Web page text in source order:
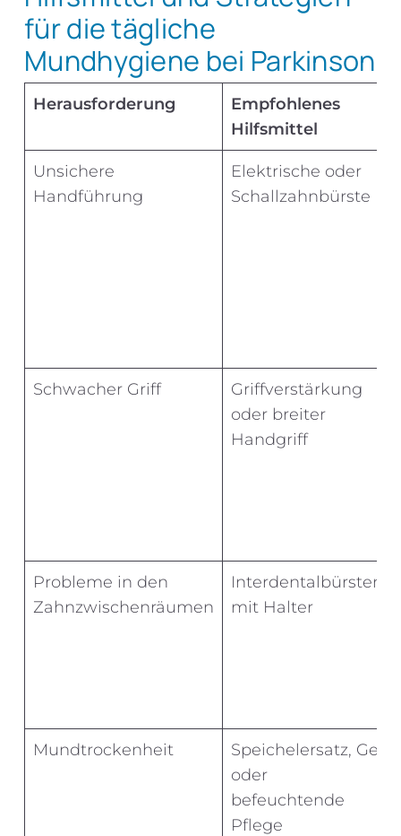
für die tägliche
Mundhygiene bei Parkinson
Herausforderung
Empfohlenes
Hilfsmittel
Unsichere
Handführung
Elektrische oder
Schallzahnbürste
Schwacher Griff
Griffverstärkung
oder breiter
Handgriff
Probleme in den
Zahnzwischenräumen
Interdentalbürsten
mit Halter
Mundtrockenheit
Speichelersatz, Gel
oder
befeuchtende
Pflege